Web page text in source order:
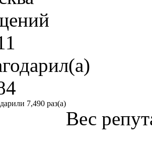
7,490 раз(а)
Вес